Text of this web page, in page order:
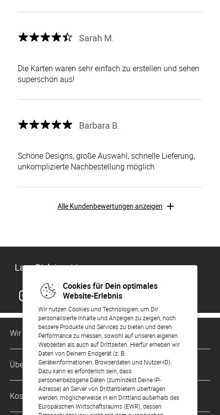
Cookies für Dein optimales
Website-Erlebnis
Wir nutzen Cookies und Technologien, um Dir
personalisierte Inhalte und Anzeigen zu zeigen, noch
bessere Produkte und Services zu bieten und deren
Performance zu messen, sowohl auf unseren eigenen
Webseiten als auch auf Drittseiten. Hierfür erheben wir
Daten von Deinem Endgerät (z. B.
Geräteinformationen, Browserdaten und Nutzer-ID).
Dazu kann es erforderlich sein, dass
personenbezogene Daten (zumindest Deine IP-
Adresse) an Server von Drittanbietern übertragen
werden, möglicherweise in ein Drittland außerhalb des
Europäischen Wirtschaftsraums (EWR), dessen
Sarah M.
Die Karten waren sehr einfach zu erstellen und sehen
superschön aus!
Barbara B.
Schöne Designs, große Auswahl, schnelle Lieferung,
unkomplizierte Nachbestellung möglich
Alle Kundenbewertungen anzeigen
Lass Dich inspirieren
Wir sind für Dich da
Kundenservice-Hotline
0049 221 956 725 10
Mo. - Fr. von 9 bis 17 Uhr
kontakt@sendmoments.ch
Über Uns
Philosophie
Karriere
Kostenlose Services